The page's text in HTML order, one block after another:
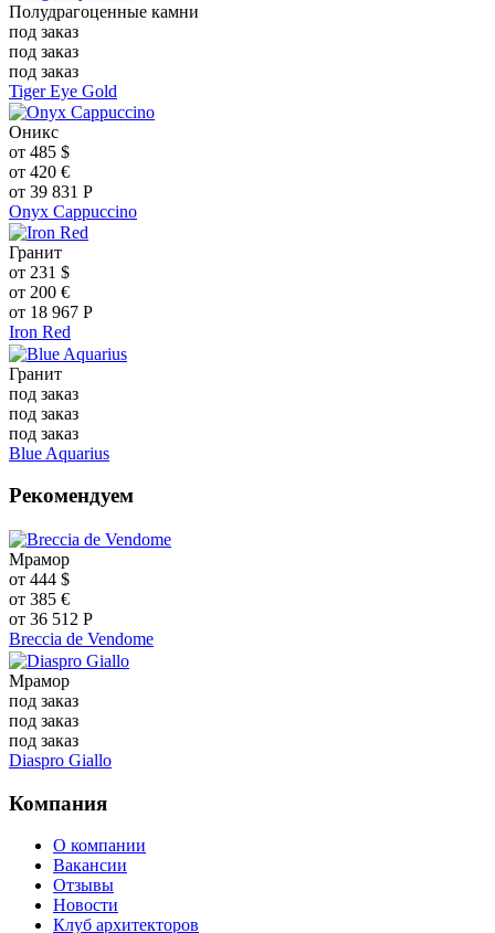
Полудрагоценные камни
под заказ
под заказ
под заказ
Tiger Eye Gold
Оникс
от 485 $
от 420 €
от 39 831 Р
Onyx Cappuccino
Гранит
от 231 $
от 200 €
от 18 967 Р
Iron Red
Гранит
под заказ
под заказ
под заказ
Blue Aquarius
Рекомендуем
Мрамор
от 444 $
от 385 €
от 36 512 Р
Breccia de Vendome
Мрамор
под заказ
под заказ
под заказ
Diaspro Giallo
Компания
О компании
Вакансии
Отзывы
Новости
Клуб архитекторов